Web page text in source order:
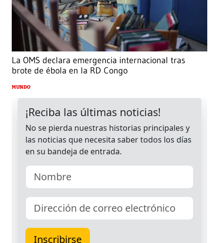
La OMS declara emergencia internacional tras
brote de ébola en la RD Congo
MUNDO